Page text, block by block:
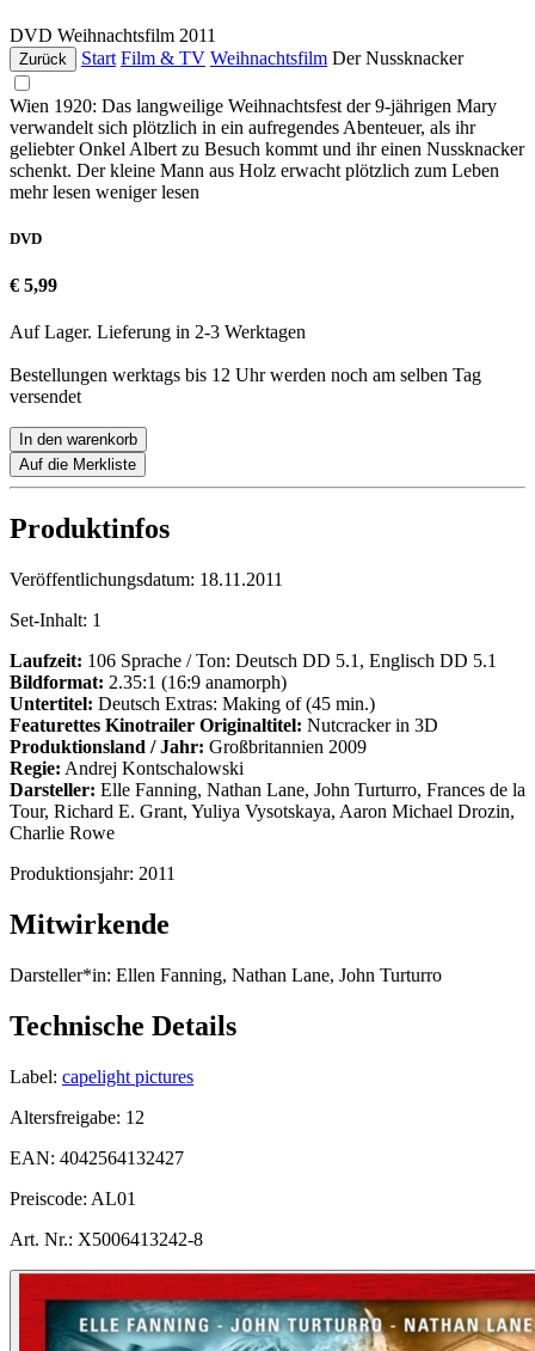
DVD Weihnachtsfilm 2011
Zurück Start Film & TV Weihnachtsfilm Der Nussknacker
Wien 1920: Das langweilige Weihnachtsfest der 9-jährigen Mary
verwandelt sich plötzlich in ein aufregendes Abenteuer, als ihr
geliebter Onkel Albert zu Besuch kommt und ihr einen Nussknacker
schenkt. Der kleine Mann aus Holz erwacht plötzlich zum Leben
mehr lesen weniger lesen
DVD
€ 5,99
Auf Lager. Lieferung in 2-3 Werktagen
Bestellungen werktags bis 12 Uhr werden noch am selben Tag
versendet
In den warenkorb
Auf die Merkliste
Produktinfos
Veröffentlichungsdatum: 18.11.2011
Set-Inhalt: 1
Laufzeit: 106 Sprache / Ton: Deutsch DD 5.1, Englisch DD 5.1
Bildformat: 2.35:1 (16:9 anamorph)
Untertitel: Deutsch Extras: Making of (45 min.)
Featurettes Kinotrailer Originaltitel: Nutcracker in 3D
Produktionsland / Jahr: Großbritannien 2009
Regie: Andrej Kontschalowski
Darsteller: Elle Fanning, Nathan Lane, John Turturro, Frances de la
Tour, Richard E. Grant, Yuliya Vysotskaya, Aaron Michael Drozin,
Charlie Rowe
Produktionsjahr: 2011
Mitwirkende
Darsteller*in: Ellen Fanning, Nathan Lane, John Turturro
Technische Details
Label: capelight pictures
Altersfreigabe: 12
EAN: 4042564132427
Preiscode: AL01
Art. Nr.: X5006413242-8